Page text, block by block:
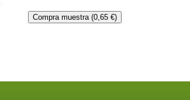
Compra muestra (0,65 €)